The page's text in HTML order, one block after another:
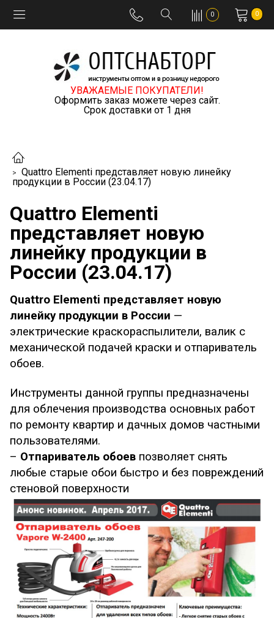
0 0
УВАЖАЕМЫЕ ПОКУПАТЕЛИ!
Оформить заказ можете через сайт.
Срок доставки от 1 дня
Quattro Elementi представляет новую линейку
продукции в России (23.04.17)
Quattro Elementi
представляет новую
линейку продукции в
России (23.04.17)
Quattro Elementi представляет новую
линейку продукции в России —
электрические краскораспылители, валик с
механической подачей краски и отпариватель
обоев.
Инструменты данной группы предназначены
для облечения производства основных работ
по ремонту квартир и дачных домов частными
пользователями.
– Отпариватель обоев позволяет снять
любые старые обои быстро и без повреждений
стеновой поверхности